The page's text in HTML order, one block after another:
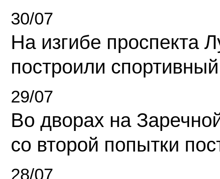
30/07
На изгибе проспекта
построили
29/07
Во дворах на
со второй попытки
28/07